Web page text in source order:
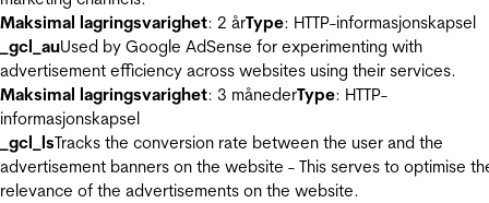
Maksimal lagringsvarighet: 2 årType: HTTP-informasjonskapsel
_gcl_auUsed by Google AdSense for experimenting with
advertisement efficiency across websites using their services.
Maksimal lagringsvarighet: 3 månederType: HTTP-
informasjonskapsel
_gcl_lsTracks the conversion rate between the user and the
advertisement banners on the website - This serves to optimise
relevance of the advertisements on the website.